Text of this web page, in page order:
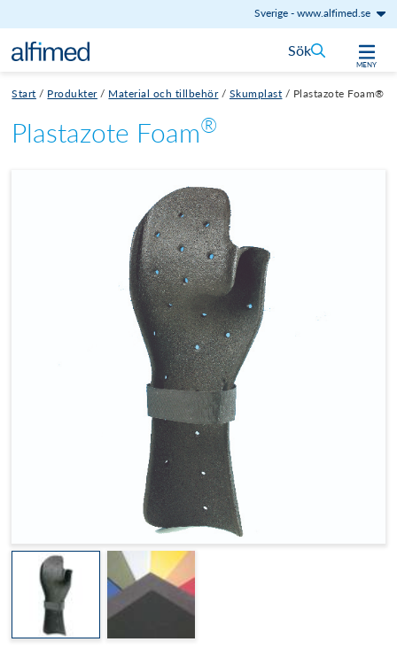
Sverige-www.alfimed.se
Hoppa till innehåll
MENY
Sök
Start / Produkter / Material och tillbehör / Skumplast / Plastazote Foam®
Plastazote Foam®